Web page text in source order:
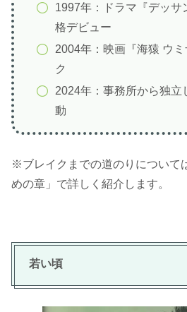
1997年：ドラマ『デッサ
格デビュー
2004年：映画『海猿 ウ
ク
2024年：事務所から独立
動
※ブレイクまでの道のりについて
めの章」で詳しく紹介します。
若い頃